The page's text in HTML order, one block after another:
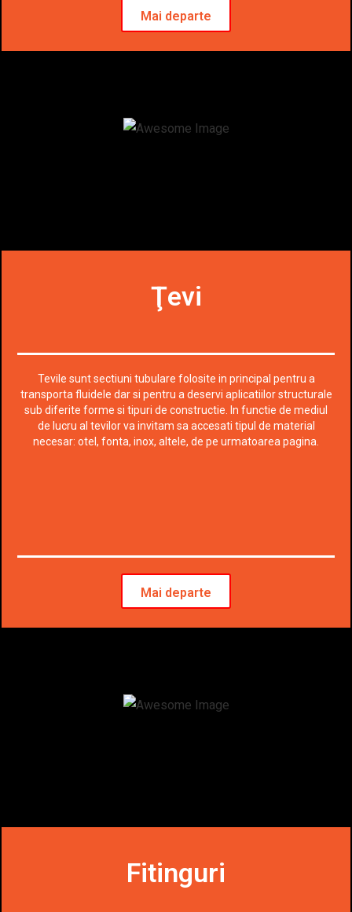
Mai departe
Ţevi
Tevile sunt sectiuni tubulare folosite in principal pentru a
transporta fluidele dar si pentru a deservi aplicatiilor structurale
sub diferite forme si tipuri de constructie. In functie de mediul
de lucru al tevilor va invitam sa accesati tipul de material
necesar: otel, fonta, inox, altele, de pe urmatoarea pagina.
Mai departe
Fitinguri